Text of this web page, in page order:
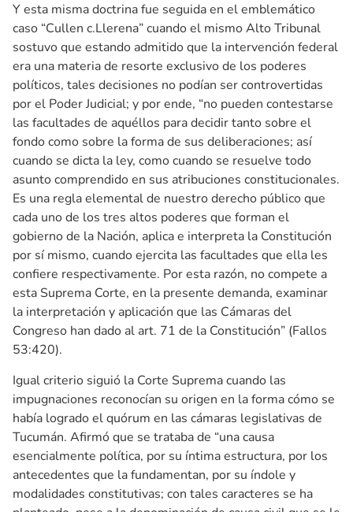
Y esta misma doctrina fue seguida en el emblemático
caso “Cullen c.Llerena” cuando el mismo Alto Tribunal
sostuvo que estando admitido que la intervención federal
era una materia de resorte exclusivo de los poderes
políticos, tales decisiones no podían ser controvertidas
por el Poder Judicial; y por ende, “no pueden contestarse
las facultades de aquéllos para decidir tanto sobre el
fondo como sobre la forma de sus deliberaciones; así
cuando se dicta la ley, como cuando se resuelve todo
asunto comprendido en sus atribuciones constitucionales.
Es una regla elemental de nuestro derecho público que
cada uno de los tres altos poderes que forman el
gobierno de la Nación, aplica e interpreta la Constitución
por sí mismo, cuando ejercita las facultades que ella les
confiere respectivamente. Por esta razón, no compete a
esta Suprema Corte, en la presente demanda, examinar
la interpretación y aplicación que las Cámaras del
Congreso han dado al art. 71 de la Constitución” (Fallos
53:420).
Igual criterio siguió la Corte Suprema cuando las
impugnaciones reconocían su origen en la forma cómo se
había logrado el quórum en las cámaras legislativas de
Tucumán. Afirmó que se trataba de “una causa
esencialmente política, por su íntima estructura, por los
antecedentes que la fundamentan, por su índole y
modalidades constitutivas; con tales caracteres se ha